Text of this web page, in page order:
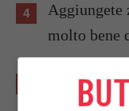
Aggiungete
molto bene
Sbucciate
tagliatelo a